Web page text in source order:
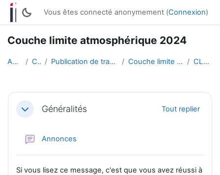
Passer au contenu principal
Vous êtes connecté anonymement (Connexion)
Couche limite atmosphérique 2024
Accueil Cours Publication de travaux d'étudiant·es Couche limite atmosphérique CLAT 2024
Résumé de section
ReplierGénéralités Tout replier
Annonces
Si vous lisez ce message, c'est que vous avez réussi à